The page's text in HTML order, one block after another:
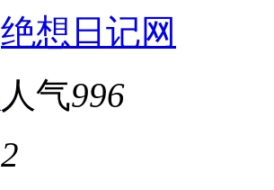
绝想日记网
人气996
2